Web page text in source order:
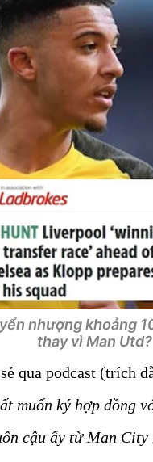
nhượng khoảng
thay vì Man Utd?
qua podcast (trích
muốn ký hợp đồng
cậu ấy từ Man